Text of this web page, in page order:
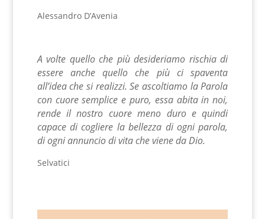
Alessandro D’Avenia
A volte quello che più desideriamo rischia di
essere anche quello che più ci spaventa
all’idea che si realizzi. Se ascoltiamo la Parola
con cuore semplice e puro, essa abita in noi,
rende il nostro cuore meno duro e quindi
capace di cogliere la bellezza di ogni parola,
di ogni annuncio di vita che viene da Dio.
Selvatici